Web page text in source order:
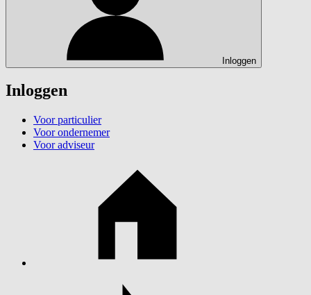
Inloggen
Inloggen
Voor particulier
Voor ondernemer
Voor adviseur